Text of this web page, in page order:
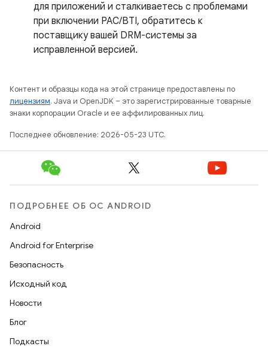
для приложений и сталкиваетесь с проблемами
при включении PAC/BTI, обратитесь к
поставщику вашей DRM-системы за
исправленной версией.
Контент и образцы кода на этой странице предоставлены по
лицензиям. Java и OpenJDK – это зарегистрированные товарные
знаки корпорации Oracle и ее аффилированных лиц.
Последнее обновление: 2026-05-23 UTC.
ПОДРОБНЕЕ ОБ ОС ANDROID
Android
Android for Enterprise
Безопасность
Исходный код
Новости
Блог
Подкасты